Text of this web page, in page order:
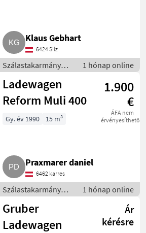
Klaus Gebhart
6424 Silz
Szálastakarmány
betakarítók /
Rendfelszedő
pótkocsi
1 hónap online
Ladewagen
Reform Muli 400
1.900
€
ÁFA nem
érvényesíthető
Gy. év 1990 15 m³
Praxmarer daniel
6462 karres
Szálastakarmány
betakarítók /
Rendfelszedő
pótkocsi
1 hónap online
Gruber
Ladewagen
Ár
kérésre